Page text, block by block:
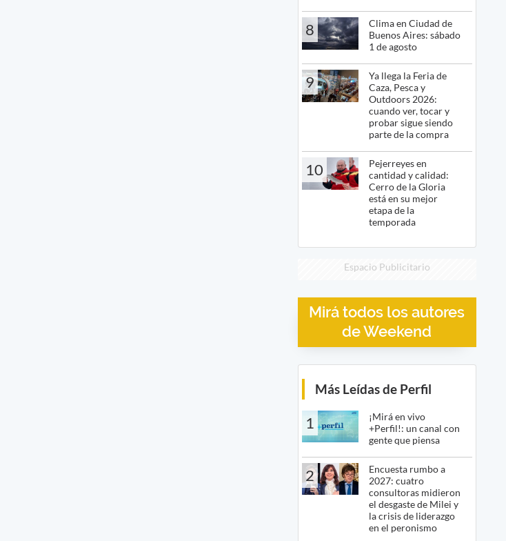
8
Clima en Ciudad de
Buenos Aires: sábado
1 de agosto
9
Ya llega la Feria de
Caza, Pesca y
Outdoors 2026:
cuando ver, tocar y
probar sigue siendo
parte de la compra
10
Pejerreyes en
cantidad y calidad:
Cerro de la Gloria
está en su mejor
etapa de la
temporada
Espacio Publicitario
Mirá todos los autores
de Weekend
Más Leídas de Perfil
1
¡Mirá en vivo
+Perfil!: un canal con
gente que piensa
2
Encuesta rumbo a
2027: cuatro
consultoras midieron
el desgaste de Milei y
la crisis de liderazgo
en el peronismo